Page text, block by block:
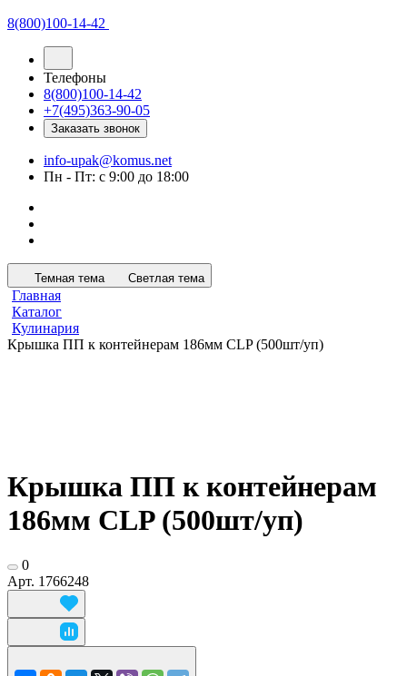
8(800)100-14-42
Телефоны
8(800)100-14-42
+7(495)363-90-05
Заказать звонок
info-upak@komus.net
Пн - Пт: с 9:00 до 18:00
Темная тема Светлая тема
Главная
Каталог
Кулинария
Крышка ПП к контейнерам 186мм CLP (500шт/уп)
Крышка ПП к контейнерам
186мм CLP (500шт/уп)
0
Арт. 1766248